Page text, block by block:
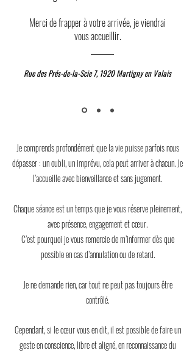
Merci de frapper à votre arrivée, je viendrai
vous accueillir.
Rue des Prés-de-la-Scie 7, 1920 Martigny en Valais
Je comprends profondément que la vie puisse parfois nous
dépasser : un oubli, un imprévu, cela peut arriver à chacun. Je
l’accueille avec bienveillance et sans jugement.
Chaque séance est un temps que je vous réserve pleinement,
avec présence, engagement et cœur.
C’est pourquoi je vous remercie de m’informer dès que
possible en cas d’annulation ou de retard.
Je ne demande rien, car tout ne peut pas toujours être
contrôlé.
Cependant, si le cœur vous en dit, il est possible de faire un
geste en conscience, libre et aligné, en reconnaissance du